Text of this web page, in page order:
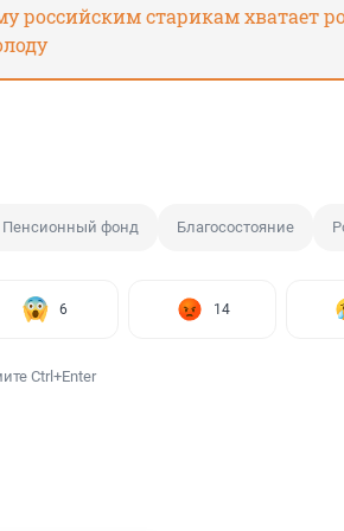
российским старикам хватает
Пенсионный фонд Благосостояние
6 14
Ctrl+Enter